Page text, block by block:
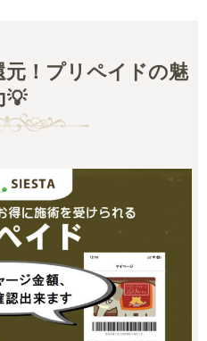
元！プリペイドの魅
💡